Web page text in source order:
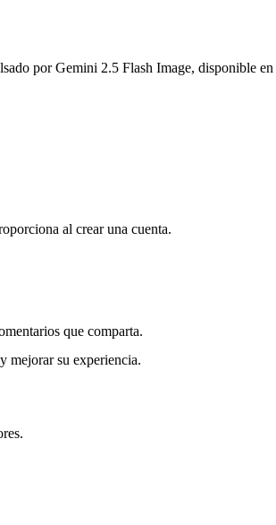
por Gemini 2.5 Flash Image, disponible en
al crear una cuenta.
que comparta.
mejorar su experiencia.